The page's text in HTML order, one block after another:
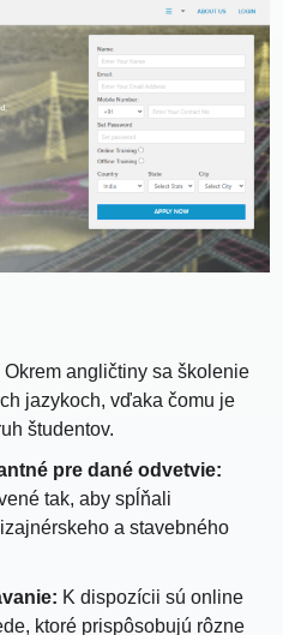
Okrem angličtiny sa školenie
jazykoch, vďaka čomu je
študentov.
pre dané odvetvie:
tak, aby spĺňali
a stavebného
K dispozícii sú online
ktoré prispôsobujú rôzne